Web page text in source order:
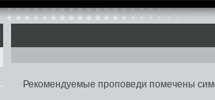
Рекомендуемые проповеди помечены